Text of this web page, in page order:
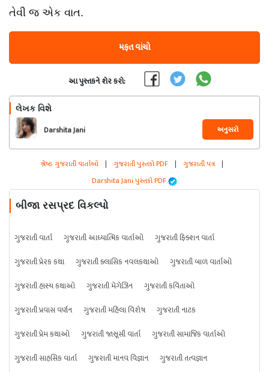
તેવી જ એક વાત.
મફત વાંચો
આ પુસ્તકને શેર કરો:
લેખક વિશે
Darshita Jani અનુસરો
શ્રેષ્ઠ ગુજરાતી વાર્તાઓ | ગુજરાતી પુસ્તકો PDF | ગુજરાતી પત્ર |
Darshita Jani પુસ્તકો PDF
બીજા રસપ્રદ વિકલ્પો
ગુજરાતી વાર્તા ગુજરાતી આધ્યાત્મિક વાર્તાઓ
ગુજરાતી ફિક્શન વાર્તા
ગુજરાતી પ્રેરક કથા
ગુજરાતી ક્લાસિક નવલકથાઓ
ગુજરાતી બાળ વાર્તાઓ
ગુજરાતી હાસ્ય કથાઓ
ગુજરાતી મેગેઝિન
ગુજરાતી કવિતાઓ
ગુજરાતી પ્રવાસ વર્ણન
ગુજરાતી મહિલા વિશેષ
ગુજરાતી નાટક
ગુજરાતી પ્રેમ કથાઓ
ગુજરાતી જાસૂસી વાર્તા
ગુજરાતી સામાજિક વાર્તાઓ
ગુજરાતી સાહસિક વાર્તા
ગુજરાતી માનવ વિજ્ઞાન ગુજરાતી તત્વજ્ઞાન